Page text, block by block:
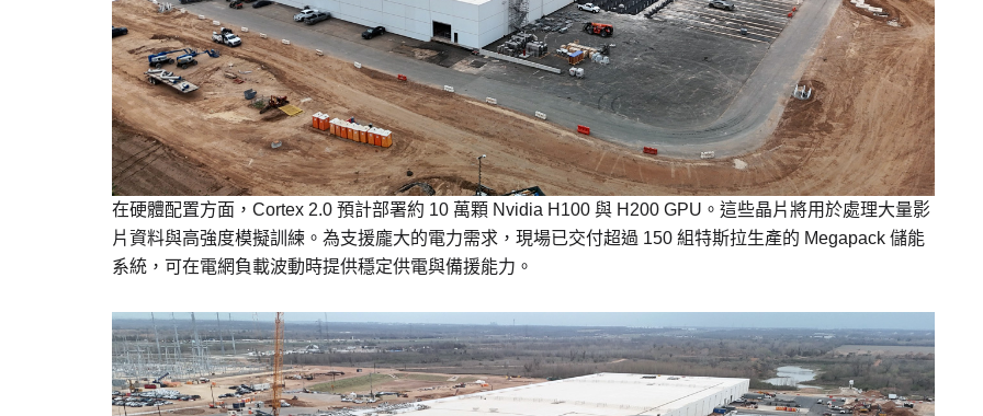
在硬體配置方面，Cortex 2.0 預計部署約 10 萬顆 Nvidia H100 與 H200 GPU。這些晶片將用於處理大量影
片資料與高強度模擬訓練。為支援龐大的電力需求，現場已交付超過 150 組特斯拉生產的 Megapack 儲能
系統，可在電網負載波動時提供穩定供電與備援能力。